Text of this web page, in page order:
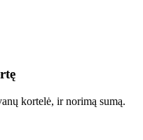
kortelė, ir norimą sumą.